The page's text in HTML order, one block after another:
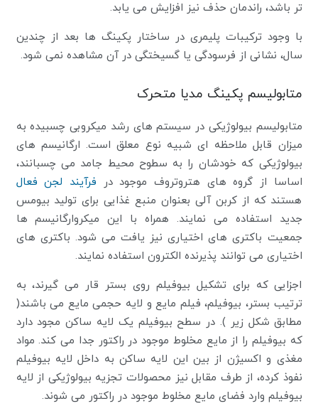
تر باشد، راندمان حذف نیز افزایش می یابد.
با وجود ترکیبات پلیمری در ساختار پکینگ ها بعد از چندین
سال، نشانی از فرسودگی یا گسیختگی در آن مشاهده نمی شود.
متابولیسم پکینگ مدیا متحرک
متابولیسم بیولوژیکی در سیستم های رشد میکروبی چسبیده به
میزان قابل ملاحظه ای شبیه نوع معلق است. ارگانیسم های
بیولوژیکی که خودشان را به سطوح محیط جامد می چسبانند،
اساسا از گروه های هتروتروف موجود در
فرآیند لجن فعال
هستند که از کربن آلی بعنوان منبع غذایی برای تولید بیومس
جدید استفاده می نمایند. همراه با این میکروارگانیسم ها
جمعیت باکتری های اختیاری نیز یافت می شود. باکتری های
اختیاری می توانند پذیرنده الکترون استفاده نمایند.
اجزایی که برای تشکیل بیوفیلم روی بستر قار می گیرند، به
ترتیب بستر، بیوفیلم، فیلم مایع و لایه حجمی مایع می باشند(
مطابق شکل زیر ). در سطح بیوفیلم یک لایه ساکن مجود دارد
که بیوفیلم را از مایع مخلوط موجود در راکتور جدا می کند. مواد
مغذی و اکسیژن از بین این لایه ساکن به داخل لایه بیوفیلم
نفوذ کرده، از طرف مقابل نیز محصولات تجزیه بیولوژیکی از لایه
بیوفیلم وارد فضای مایع مخلوط موجود در راکتور می شوند.